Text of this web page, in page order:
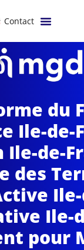
Contact
du
Ile-de-
Ile-de-
des
Ile-
pour